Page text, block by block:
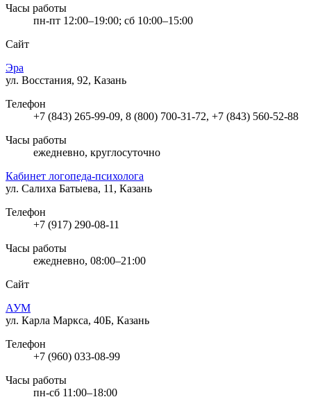
Часы работы
пн-пт 12:00–19:00; сб 10:00–15:00
Сайт
Эра
ул. Восстания, 92, Казань
Телефон
+7 (843) 265-99-09, 8 (800) 700-31-72, +7 (843) 560-52-88
Часы работы
ежедневно, круглосуточно
Кабинет логопеда-психолога
ул. Салиха Батыева, 11, Казань
Телефон
+7 (917) 290-08-11
Часы работы
ежедневно, 08:00–21:00
Сайт
АУМ
ул. Карла Маркса, 40Б, Казань
Телефон
+7 (960) 033-08-99
Часы работы
пн-сб 11:00–18:00